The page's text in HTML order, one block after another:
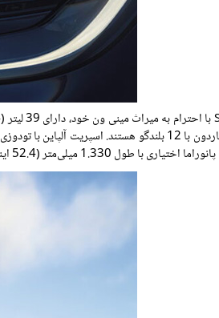
هارمن کاردون با 12 بلندگو هستند.
با طول 1.330 میلی‌متر (52.4 اینچ) و عرض 840 میلی‌متر (33.1 اینچ) است.